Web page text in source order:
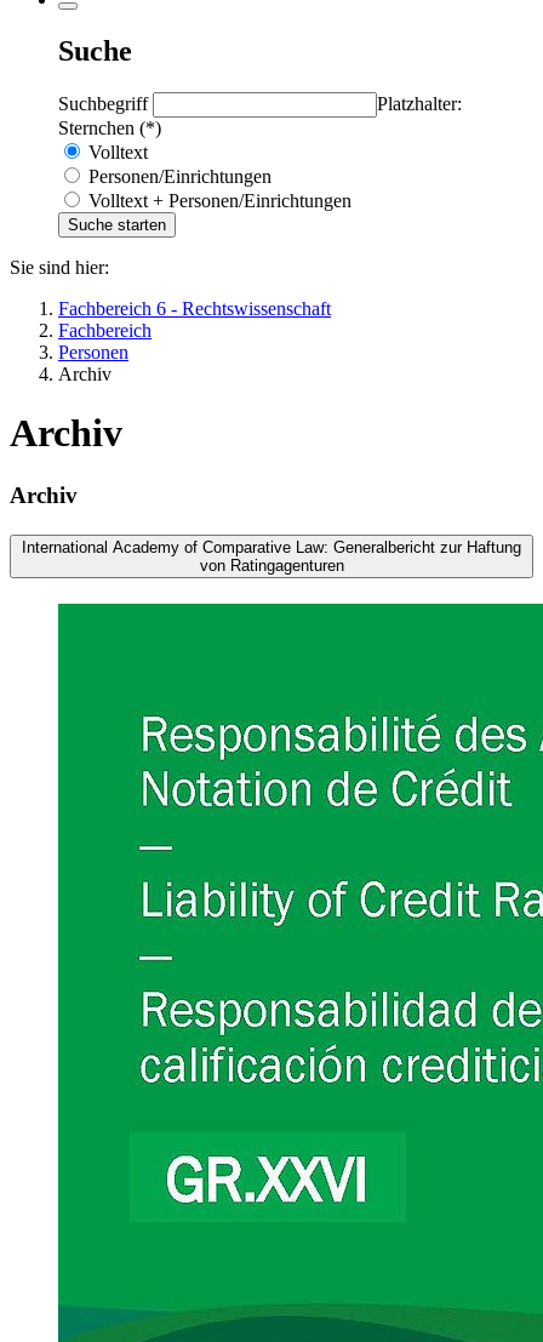
Suche
Suchbegriff
Platzhalter:
Sternchen (*)
Volltext
Personen/Einrichtungen
Volltext + Personen/Einrichtungen
Sie sind hier:
Fachbereich 6 - Rechtswissenschaft
Fachbereich
Personen
Archiv
Archiv
Archiv
International Academy of Comparative Law: Generalbericht zur Haftung
von Ratingagenturen